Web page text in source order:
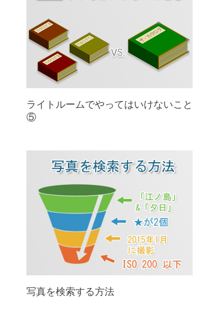
ライトルームでやってはいけないこと
⑤
写真を検索する方法